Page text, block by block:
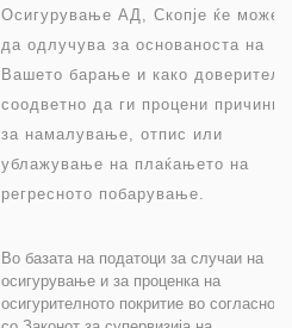
Осигурување АД, Скопје ќе може
да одлучува за основаноста на
Вашето барање и како доверител,
соодветно да ги процени
за намалување, отпис или
ублажување на плаќањето на
регресното побарување.
Во базата на податоци за случаи на
осигурување и за проценка на
осигурителното покритие во согласност